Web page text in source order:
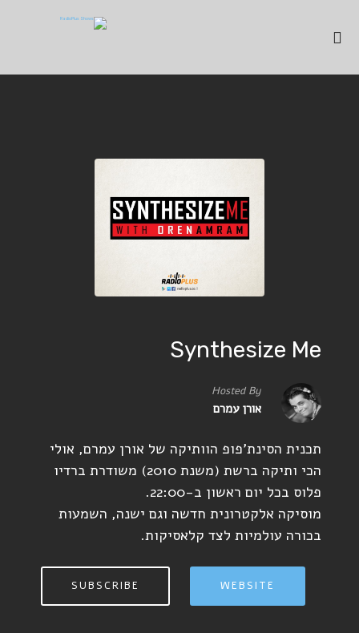
Synthesize Me
Hosted By
אורן עמרם
תכנית הסינת'פופ הוותיקה של אורן עמרם, אולי
הכי ותיקה ברשת (משנת 2010) משודרת ברדיו
פלוס בכל יום ראשון ב-22:00.
מוסיקה אלקטרונית חדשה וגם ישנה, השמעות
בכורה עולמיות לצד קלאסיקות.
WEBSITE
SUBSCRIBE